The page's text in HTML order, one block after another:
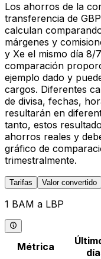
Los ahorros de la
transferencia de
calculan
márgenes y
y Xe el mismo día 8/
comparación
ejemplo dado y
cargos. Diferentes
de divisa, fechas,
resultarán en
tanto, estos
ahorros reales y
gráfico de
trimestralmente.
Tarifas Valor convertido
1 BAM a LBP
Métrica